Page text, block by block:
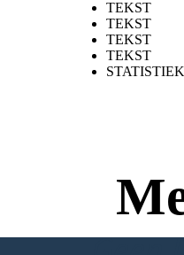
TEKST
TEKST
TEKST
TEKST